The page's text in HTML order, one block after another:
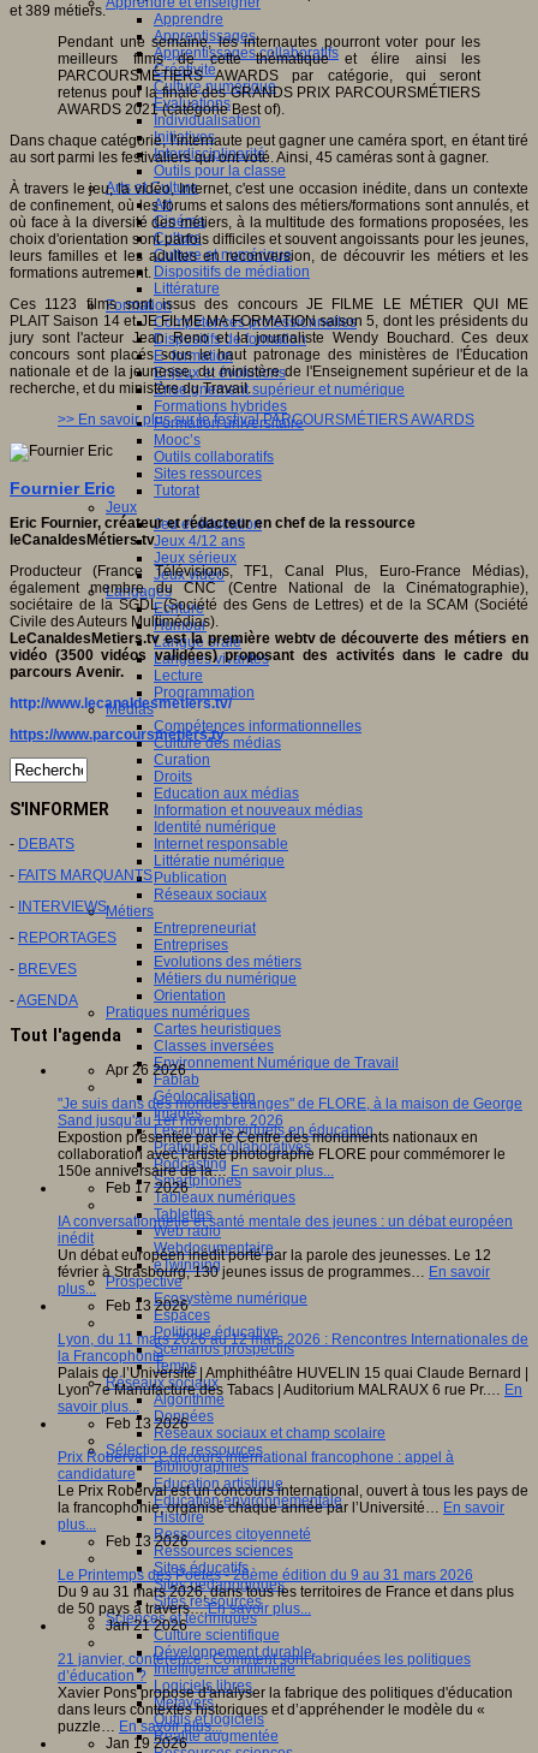
Apprendre
Apprentissages
Apprentissages collaboratifs
Créativité
Culture numérique
Evaluations
Individualisation
Initiatives
Interdisciplinarité
Outils pour la classe
Arts et Culture
Art
Cinéma
Culture
Culture et numérique
Dispositifs de médiation
Littérature
Formation
Compétences professionnelles
Dispositifs de formation
E- formation
Enjeux et évolutions
Enseignement supérieur et numérique
Formations hybrides
Formation universitaire
Mooc’s
Outils collaboratifs
Sites ressources
Tutorat
Jeux
Jeu et éducation
Jeux 4/12 ans
Jeux sérieux
Jeux vidéo
Langages
Ecriture
Humour
Langue orale
Langues vivantes
Lecture
Programmation
Médias
Compétences informationnelles
Culture des médias
Curation
Droits
Education aux médias
Information et nouveaux médias
Identité numérique
Internet responsable
Littératie numérique
Publication
Réseaux sociaux
Métiers
Entrepreneuriat
Entreprises
Evolutions des métiers
Métiers du numérique
Orientation
Pratiques numériques
Cartes heuristiques
Classes inversées
Environnement Numérique de Travail
Fablab
Géolocalisation
Images
Les mondes virtuels en éducation
Pratiques collaboratives
Podcasting
Smartphones
Tableaux numériques
Tablettes
Web radio
Webdocumentaire
eTwinning
Prospective
Ecosystème numérique
Espaces
Politique éducative
Scénarios prospectifs
Temps
Réseaux sociaux
Algorithme
Données
Réseaux sociaux et champ scolaire
Sélection de ressources
Bibliographies
Education artistique
Education environnementale
Histoire
Ressources citoyenneté
Ressources sciences
Sites éducatifs
Sites pédagogiques
Sites ressources
Sciences et techniques
Culture scientifique
Développement durable
Intelligence artificielle
Logiciels libres
Métavers
Outils et logiciels
Réalité augmentée
et 389 métiers.
Pendant une semaine, les internautes pourront voter pour les
meilleurs films de cette thématique et élire ainsi les
PARCOURSMÉTIERS AWARDS par catégorie, qui seront
retenus pour la finale des GRANDS PRIX PARCOURSMÉTIERS
AWARDS 2021 (catégorie Best of).
Dans chaque catégorie, l'internaute peut gagner une caméra sport, en étant tiré
au sort parmi les festivaliers qui ont voté. Ainsi, 45 caméras sont à gagner.
À travers le jeu, la vidéo, Internet, c'est une occasion inédite, dans un contexte
de confinement, où les forums et salons des métiers/formations sont annulés, et
où face à la diversité des métiers, à la multitude des formations proposées, les
choix d'orientation sont parfois difficiles et souvent angoissants pour les jeunes,
leurs familles et les adultes en reconversion, de découvrir les métiers et les
formations autrement.
Ces 1123 films sont issus des concours JE FILME LE MÉTIER QUI ME
PLAIT Saison 14 et JE FILME MA FORMATION saison 5, dont les présidents du
jury sont l'acteur Jean Reno et la journaliste Wendy Bouchard. Ces deux
concours sont placés sous le haut patronage des ministères de l'Éducation
nationale et de la jeunesse, du ministère de l'Enseignement supérieur et de la
recherche, et du ministère du Travail.
>> En savoir plus sur le festival PARCOURSMÉTIERS AWARDS
Fournier Eric
Eric Fournier, créateur et rédacteur en chef de la ressource
leCanaldesMétiers.tv
Producteur (France Télévisions, TF1, Canal Plus, Euro-France Médias),
également membre du CNC (Centre National de la Cinématographie),
sociétaire de la SGDL (Société des Gens de Lettres) et de la SCAM (Société
Civile des Auteurs Multimédias).
LeCanaldesMetiers.tv est la première webtv de découverte des métiers en
vidéo (3500 vidéos validées) proposant des activités dans le cadre du
parcours Avenir.
http://www.lecanaldesmetiers.tv/
https://www.parcoursmetiers.tv
S'INFORMER
- DEBATS
- FAITS MARQUANTS
- INTERVIEWS
- REPORTAGES
- BREVES
-AGENDA
Tout l'agenda
Apr 26 2026
"Je suis dans des mondes étranges" de FLORE, à la maison de George
Sand jusqu'au 1er novembre 2026
Expostion présentée par le Centre des monuments nationaux en
collaboration avec l'artiste photographe FLORE pour commémorer le
150e anniversaire de la… En savoir plus...
Feb 17 2026
IA conversationnelle et santé mentale des jeunes : un débat européen
inédit
Un débat européen inédit porté par la parole des jeunesses. Le 12
février à Strasbourg, 130 jeunes issus de programmes… En savoir
plus...
Feb 13 2026
Lyon, du 11 mars 2026 au 12 mars 2026 : Rencontres Internationales de
la Francophonie
Palais de l’Université | Amphithéâtre HUVELIN 15 quai Claude Bernard |
Lyon 7e Manufacture des Tabacs | Auditorium MALRAUX 6 rue Pr.… En
savoir plus...
Feb 13 2026
Prix Roberval - Concours international francophone : appel à
candidature
Le Prix Roberval est un concours international, ouvert à tous les pays de
la francophonie, organisé chaque année par l’Université… En savoir
plus...
Feb 13 2026
Le Printemps des Poètes - 28ème édition du 9 au 31 mars 2026
Du 9 au 31 mars 2026, dans tous les territoires de France et dans plus
de 50 pays à travers…En savoir plus...
Jan 21 2026
21 janvier, conférence : Comment sont fabriquées les politiques
d’éducation ?
Xavier Pons propose d'analyser la fabrique des politiques d'éducation
dans leurs contextes historiques et d’appréhender le modèle du «
puzzle… En savoir plus...
Jan 19 2026